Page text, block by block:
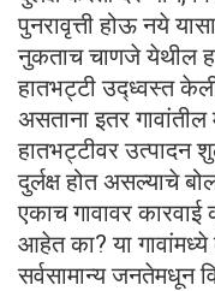
पुनरावृत्ती होऊ नये
नुकताच चाणजे येथील
हातभट्टी उद्ध्वस्त
असताना इतर
हातभट्टीवर उत्पादन
दुर्लक्ष होत असल्याचे
एकाच गावावर कारवाई
आहेत का? या
सर्वसामान्य जनतेमधून